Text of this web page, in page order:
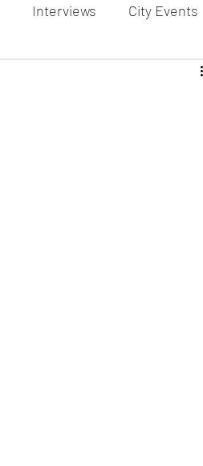
Interviews City Events
actors gallery